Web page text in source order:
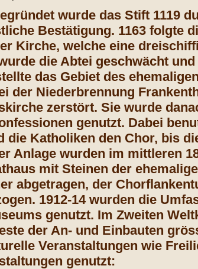
wurde das Stift 1119
Bestätigung. 1163 folgte
Kirche, welche eine
die Abtei geschwächt
das Gebiet des
der Niederbrennung
zerstört. Sie wurde
genutzt. Dabei
die Katholiken den Chor, bis
Anlage wurden im mittleren
mit Steinen der
abgetragen, der
1912-14 wurden die
genutzt. Im Zweiten
der An- und Einbauten
Veranstaltungen wie
genutzt: